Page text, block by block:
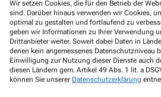
Wir setzen Cookies, die für den Betrieb der
sind. Darüber hinaus verwenden wir Cookies,
optimal zu gestalten und fortlaufend zu
geben wir Informationen zu Ihrer Verwendung
Drittanbieter weiter. Soweit dabei Daten in
denen kein angemessenes Datenschutzniveau
Einwilligung zur Nutzung dieser Dienste auch
diesen Ländern gem. Artikel 49 Abs. 1 lit. a
können Sie unserer Datenschutzerklärung
Services
Blutdruckmessung
Botendienst